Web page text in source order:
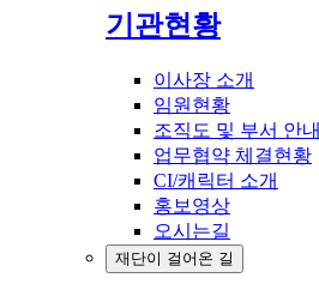
기관현황
이사장 소개
임원현황
조직도 및 부서 안내
업무협약 체결현황
CI/캐릭터 소개
홍보영상
오시는길
재단이 걸어온 길